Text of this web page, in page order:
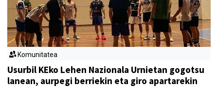
Komunitatea
Usurbil KEko Lehen Nazionala Urnietan gogotsu
lanean, aurpegi berriekin eta giro apartarekin